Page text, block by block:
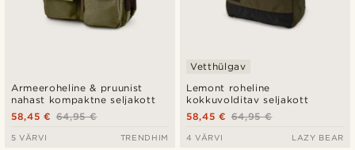
Armeeroheline & pruunist
nahast kompaktne seljakott
64,95 €
58,45 €
5 VÄRVI TRENDHIM
Lemont roheline
kokkuvolditav seljakott
Vetthülgav
64,95 €
58,45 €
4 VÄRVI LAZY BEAR